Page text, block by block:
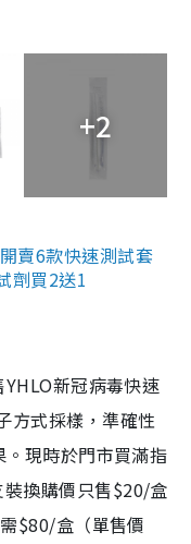
+2
賣6款快速測試套
劑買2送1
新冠病毒快速
方式採樣，準確性
現時於門市買滿指
換購價只售$20/盒
$80/盒（單售價